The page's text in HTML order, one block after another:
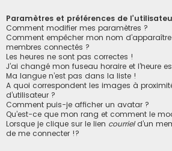
Paramètres et préférences de
Comment modifier mes paramètres ?
Comment empêcher mon nom
membres connectés ?
Les heures ne sont pas correctes !
J’ai changé mon fuseau horaire et l’heure
Ma langue n’est pas dans la liste !
A quoi correspondent les images à
d’utilisateur ?
Comment puis-je afficher un avatar ?
Qu’est-ce que mon rang et comment le
Lorsque je clique sur le lien courrield’un
de me connecter !?